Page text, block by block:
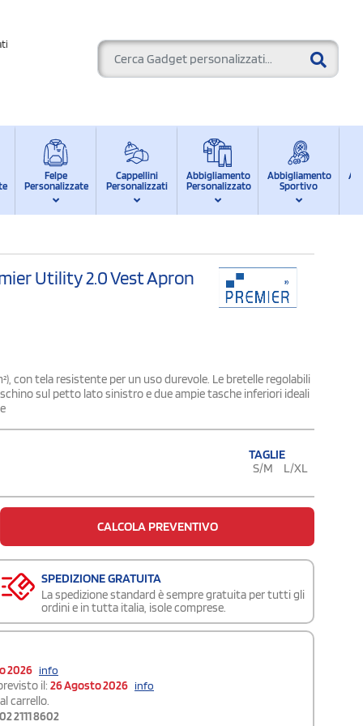
Felpe
Personalizzate
Cappellini
Personalizzati
Abbigliamento
Personalizzato
Abbigliamento
Sportivo
Utility 2.0 Vest Apron
con tela resistente per un uso durevole. Le bretelle regolabili
sul petto lato sinistro e due ampie tasche inferiori ideali
TAGLIE
S/M
L/XL
CALCOLA PREVENTIVO
SPEDIZIONE GRATUITA
La spedizione standard è sempre gratuita per tutti gli
ordini e in tutta italia, isole comprese.
2026 info
il: 26 Agosto 2026 info
carrello.
02 2111 8602